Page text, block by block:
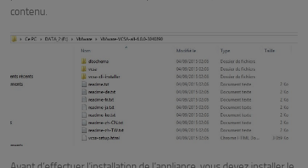
contenu.